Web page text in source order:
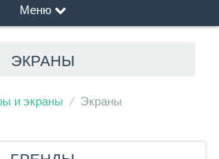
Меню
ЭКРАНЫ
и экраны Экраны